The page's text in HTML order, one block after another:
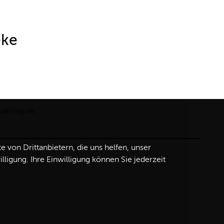
von Drittanbietern, die uns helfen, unser
Ihre Einwilligung können Sie jederzeit